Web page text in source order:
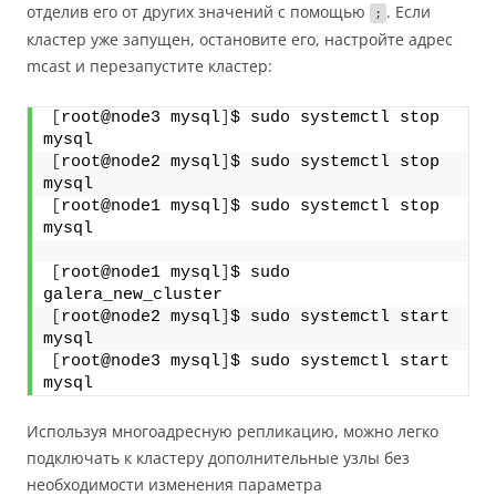
отделив его от других значений с помощью
; . Если
кластер уже запущен, остановите его, настройте адрес
mcast и перезапустите кластер:
root@node3 mysql $ sudo systemctl stop
mysql
root@node2 mysql $ sudo systemctl stop
mysql
root@node1 mysql $ sudo systemctl stop
mysql
root@node1 mysql $ sudo
galera_new_cluster
root@node2 mysql $ sudo systemctl start
mysql
root@node3 mysql $ sudo systemctl start
mysql
Используя многоадресную репликацию, можно легко
подключать к кластеру дополнительные узлы без
необходимости изменения параметра